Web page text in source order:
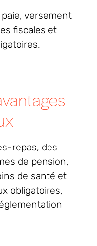
versement
fiscales et
repas, des
de pension,
de santé et
obligatoires,